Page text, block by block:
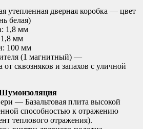
утепленная дверная коробка — цвет
белая)
1,8 мм
1,8 мм
100 мм
(1 магнитный) —
сквозняков и запахов с уличной
— Базальтовая плита высокой
способностью к отражению
теплового отражения).